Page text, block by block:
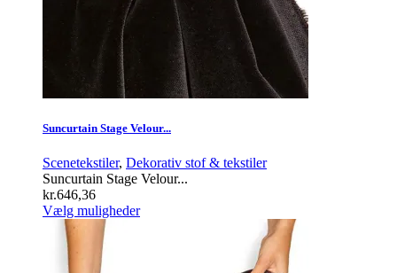
Suncurtain Stage Velour...
Scenetekstiler, Dekorativ stof & tekstiler
Suncurtain Stage Velour...
kr.646,36
Vælg mulighederDette